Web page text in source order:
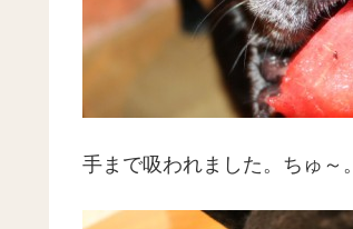
手まで吸われました。ちゅ～。